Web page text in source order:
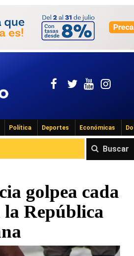
Política Deportes Económicas
Buscar
golpea cada
la República